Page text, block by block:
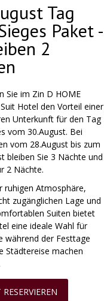
Tag
Paket -
2
Sie im Zin D HOME
Hotel den Vorteil einer
Unterkunft für den Tag
vom 30.August. Bei
vom 28.August bis zum
bleiben Sie 3 Nächte und
2 Nächte.
ruhigen Atmosphäre,
zugänglichen Lage und
Suiten bietet
eine ideale Wahl für
während der Festtage
Städtereise machen
RESERVIEREN